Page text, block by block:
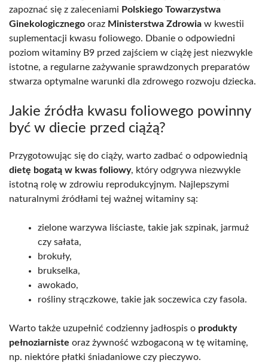
zapoznać się z zaleceniami Polskiego Towarzystwa
Ginekologicznego oraz Ministerstwa Zdrowia w kwestii
suplementacji kwasu foliowego. Dbanie o odpowiedni
poziom witaminy B9 przed zajściem w ciążę jest niezwykle
istotne, a regularne zażywanie sprawdzonych preparatów
stwarza optymalne warunki dla zdrowego rozwoju dziecka.
Jakie źródła kwasu foliowego powinny
być w diecie przed ciążą?
Przygotowując się do ciąży, warto zadbać o odpowiednią
dietę bogatą w kwas foliowy, który odgrywa niezwykle
istotną rolę w zdrowiu reprodukcyjnym. Najlepszymi
naturalnymi źródłami tej ważnej witaminy są:
zielone warzywa liściaste, takie jak szpinak, jarmuż
czy sałata,
brokuły,
brukselka,
awokado,
rośliny strączkowe, takie jak soczewica czy fasola.
Warto także uzupełnić codzienny jadłospis o produkty
pełnoziarniste oraz żywność wzbogaconą w tę witaminę,
np. niektóre płatki śniadaniowe czy pieczywo.